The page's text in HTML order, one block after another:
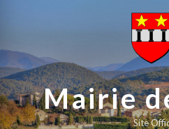
principal
Mairie
Site